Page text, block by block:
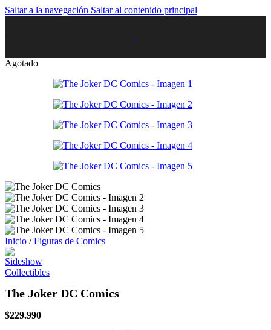
Saltar a la navegación Saltar al contenido principal
Agotado
Inicio / Figuras de Comics
The Joker DC Comics
$229.990